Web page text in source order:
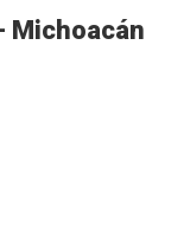
Michoacán